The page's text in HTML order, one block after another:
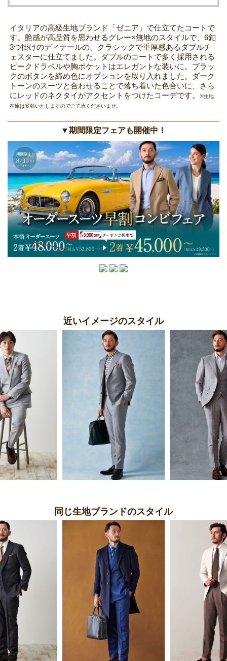
イタリアの高級生地ブランド「ゼニア」で仕立てたコートで
す。艶感が高品質を思わせるグレー×無地のスタイルで、6釦
3つ掛けのディテールの、クラシックで重厚感あるダブルチ
ェスターに仕立てました。ダブルのコートで多く採用される
ピークドラペルや胸ポケットはエレガントな装いに。ブラッ
クのボタンを締め色にオプションを取り入れました。ダーク
トーンのスーツと合わせることで落ち着いた色合いに、さら
にレッドのネクタイがアクセントをつけたコーデです。
※生地
在庫は変動いたしますのでご了承くださいませ。
▼期間限定フェアも開催中！
近いイメージのスタイル
同じ生地ブランドのスタイル